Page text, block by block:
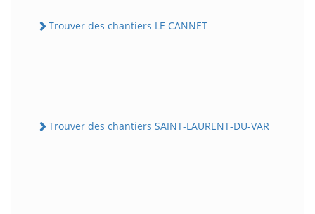
Trouver des chantiers LE CANNET
Trouver des chantiers SAINT-LAURENT-DU-VAR